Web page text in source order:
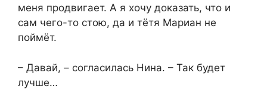
меня продвигает. А я хочу доказать, что и
сам чего-то стою, да и тётя Мариан не
поймёт.
– Давай, – согласилась Нина. – Так будет
лучше…